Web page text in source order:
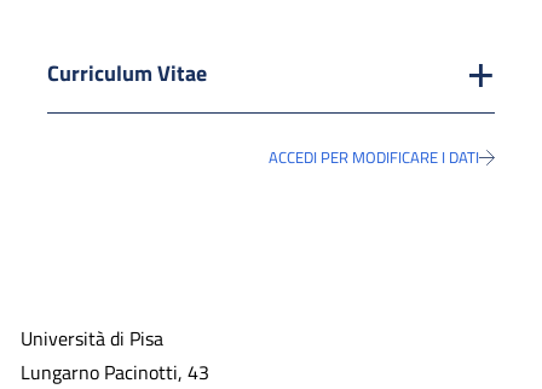
Curriculum Vitae
ACCEDI PER MODIFICARE I DATI
Università di Pisa
Lungarno Pacinotti, 43